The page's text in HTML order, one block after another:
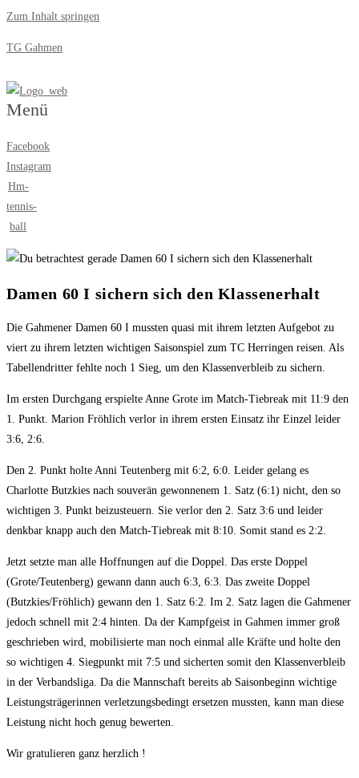
Zum Inhalt springen
TG Gahmen
Menü
Facebook
Instagram
Hm-
tennis-
ball
Damen 60 I sichern sich den Klassenerhalt
Die Gahmener Damen 60 I mussten quasi mit ihrem letzten Aufgebot zu
viert zu ihrem letzten wichtigen Saisonspiel zum TC Herringen reisen. Als
Tabellendritter fehlte noch 1 Sieg, um den Klassenverbleib zu sichern.
Im ersten Durchgang erspielte Anne Grote im Match-Tiebreak mit 11:9 den
1. Punkt. Marion Fröhlich verlor in ihrem ersten Einsatz ihr Einzel leider
3:6, 2:6.
Den 2. Punkt holte Anni Teutenberg mit 6:2, 6:0. Leider gelang es
Charlotte Butzkies nach souverän gewonnenem 1. Satz (6:1) nicht, den so
wichtigen 3. Punkt beizusteuern. Sie verlor den 2. Satz 3:6 und leider
denkbar knapp auch den Match-Tiebreak mit 8:10. Somit stand es 2:2.
Jetzt setzte man alle Hoffnungen auf die Doppel. Das erste Doppel
(Grote/Teutenberg) gewann dann auch 6:3, 6:3. Das zweite Doppel
(Butzkies/Fröhlich) gewann den 1. Satz 6:2. Im 2. Satz lagen die Gahmener
jedoch schnell mit 2:4 hinten. Da der Kampfgeist in Gahmen immer groß
geschrieben wird, mobilisierte man noch einmal alle Kräfte und holte den
so wichtigen 4. Siegpunkt mit 7:5 und sicherten somit den Klassenverbleib
in der Verbandsliga. Da die Mannschaft bereits ab Saisonbeginn wichtige
Leistungsträgerinnen verletzungsbedingt ersetzen mussten, kann man diese
Leistung nicht hoch genug bewerten.
Wir gratulieren ganz herzlich !